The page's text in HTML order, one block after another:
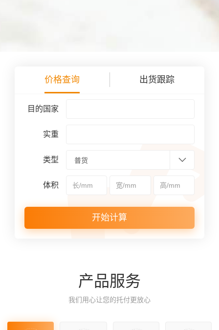
价格查询 出货跟踪
目的国家
实重
类型
体积
开始计算
产品服务
我们用心让您的托付更放心